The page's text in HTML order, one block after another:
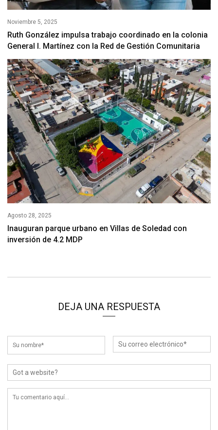
Noviembre 5, 2025
Ruth González impulsa trabajo coordinado en la colonia
General I. Martínez con la Red de Gestión Comunitaria
Agosto 28, 2025
Inauguran parque urbano en Villas de Soledad con
inversión de 4.2 MDP
DEJA UNA RESPUESTA